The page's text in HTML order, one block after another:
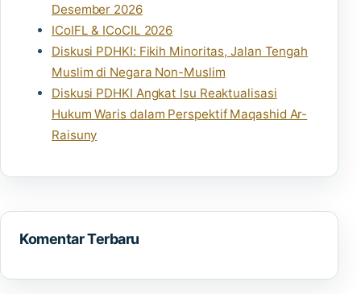
Desember 2026
ICoIFL & ICoCIL 2026
Diskusi PDHKI: Fikih Minoritas, Jalan Tengah
Muslim di Negara Non-Muslim
Diskusi PDHKI Angkat Isu Reaktualisasi
Hukum Waris dalam Perspektif Maqashid Ar-
Raisuny
Komentar Terbaru